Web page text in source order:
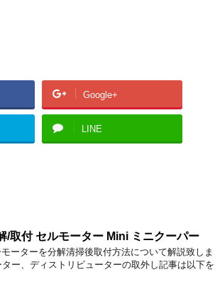
Google+
LINE
/取付 セルモーター Mini ミニクーパー
ーターを分解清掃後取付方法について解説致しま
ー、ディストリビューターの取外し記事は以下を